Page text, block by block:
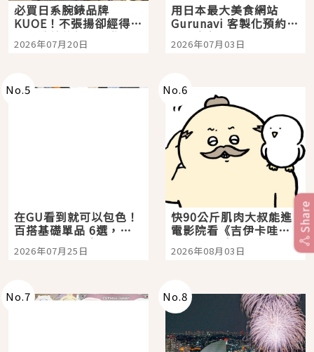
必買日系腕錶品牌
KUOE！不張揚卻經得起
時間洗鍊的經典之作五
選
2026年07月20日
用日本最大美食網站
Gurunavi 客製化預約九
大都市餐廳，打造專屬
美食體驗！
2026年07月03日
No.5
在GU看到就可以包色！
百搭基礎單品 6選，閉
眼全收也不心疼
2026年07月25日
No.6
快90公斤肌肉大叔能進
電影院看《吉伊卡哇》
嗎？日本重金屬樂團
「打首」會長與nagano
2026年08月03日
No.7 No.8
Share